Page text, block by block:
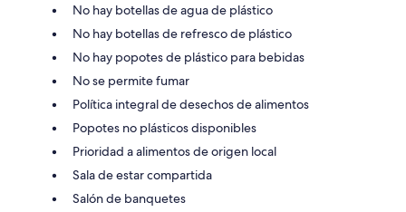
No hay botellas de agua de plástico
No hay botellas de refresco de plástico
No hay popotes de plástico para bebidas
No se permite fumar
Política integral de desechos de alimentos
Popotes no plásticos disponibles
Prioridad a alimentos de origen local
Sala de estar compartida
Salón de banquetes